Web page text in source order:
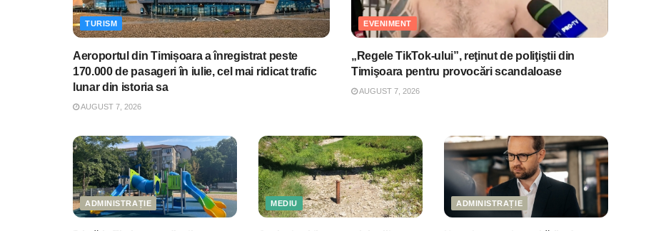
TURISM
Aeroportul din Timișoara a înregistrat peste
170.000 de pasageri în iulie, cel mai ridicat trafic
lunar din istoria sa
AUGUST 7, 2026
EVENIMENT
„Regele TikTok-ului”, reţinut de poliţiştii din
Timişoara pentru provocări scandaloase
AUGUST 7, 2026
ADMINISTRAȚIE MEDIU ADMINISTRAȚIE